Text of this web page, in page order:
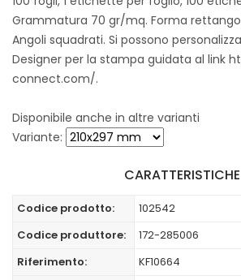
Grammatura 70 gr/mq. Forma
Angoli squadrati. Si possono
Designer per la stampa guidata al link
connect.com/.
Disponibile anche in altre varianti
Variante:
CARATTERISTICHE
Codice prodotto:
102542
Codice produttore:
172-285006
Riferimento:
KF10664